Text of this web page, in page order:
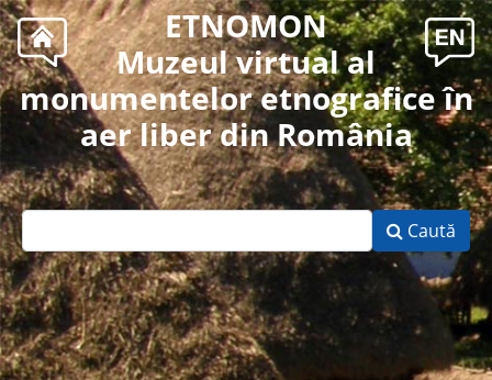
ETNOMON
Muzeul virtual al
monumentelor etnografice în
aer liber din România
Caută